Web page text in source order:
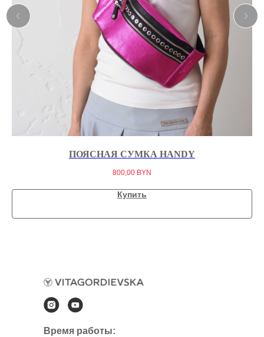
ПОЯСНАЯ СУМКА HANDY
800,00 BYN
Купить
Время работы: